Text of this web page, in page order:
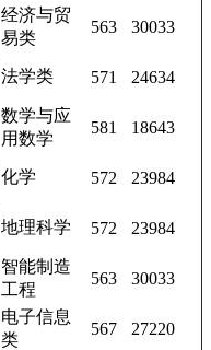
经济与贸
易类
563 30033
法学类 571 24634
数学与应
用数学
581 18643
化学 572 23984
地理科学 572 23984
智能制造
工程
563 30033
电子信息
类
567 27220